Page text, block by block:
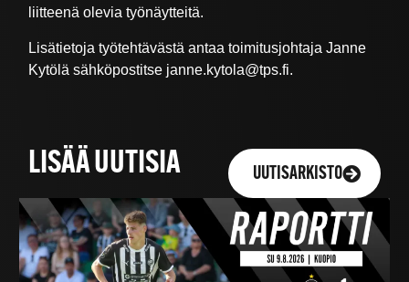
liitteenä olevia työnäytteitä.
Lisätietoja työtehtävästä antaa toimitusjohtaja Janne
Kytölä sähköpostitse janne.kytola@tps.fi.
LISÄÄ UUTISIA UUTISARKISTO